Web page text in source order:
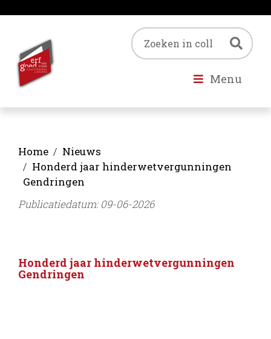
Trefwoord
Menu
Home
Nieuws
Honderd jaar hinderwetvergunningen
Gendringen
Publicatiedatum: 09-06-2026
Honderd jaar hinderwetvergunningen
Gendringen